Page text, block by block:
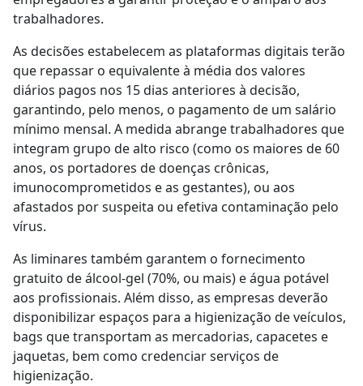
trabalhadores.
As decisões estabelecem as plataformas digitais terão
que repassar o equivalente à média dos valores
diários pagos nos 15 dias anteriores à decisão,
garantindo, pelo menos, o pagamento de um salário
mínimo mensal. A medida abrange trabalhadores que
integram grupo de alto risco (como os maiores de 60
anos, os portadores de doenças crônicas,
imunocomprometidos e as gestantes), ou aos
afastados por suspeita ou efetiva contaminação pelo
vírus.
As liminares também garantem o fornecimento
gratuito de álcool-gel (70%, ou mais) e água potável
aos profissionais. Além disso, as empresas deverão
disponibilizar espaços para a higienização de veículos,
bags que transportam as mercadorias, capacetes e
jaquetas, bem como credenciar serviços de
higienização.